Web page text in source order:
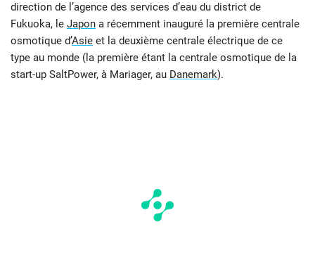
direction de l’agence des services d’eau du district de
Fukuoka, le Japon a récemment inauguré la première centrale
osmotique d’Asie et la deuxième centrale électrique de ce
type au monde (la première étant la centrale osmotique de la
start-up SaltPower, à Mariager, au Danemark).